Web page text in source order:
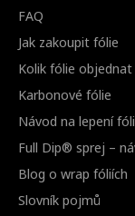
FAQ
Jak zakoupit fólie
Kolik fólie objednat
Karbonové fólie
Návod na lepení
Full Dip® sprej –
Blog o wrap fóliích
Slovník pojmů